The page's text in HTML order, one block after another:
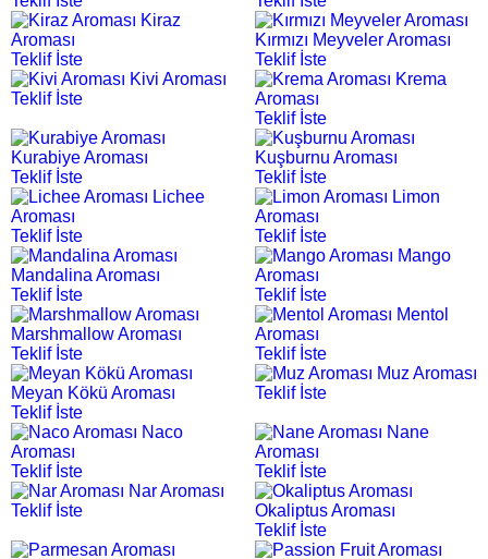
Kiraz
Aroması
Teklif İste
Kırmızı Meyveler Aroması
Teklif İste
Kivi Aroması
Teklif İste
Krema
Aroması
Teklif İste
Kurabiye Aroması
Teklif İste
Kuşburnu Aroması
Teklif İste
Lichee
Aroması
Teklif İste
Limon
Aroması
Teklif İste
Mandalina Aroması
Teklif İste
Mango
Aroması
Teklif İste
Marshmallow Aroması
Teklif İste
Mentol
Aroması
Teklif İste
Meyan Kökü Aroması
Teklif İste
Muz Aroması
Teklif İste
Naco
Aroması
Teklif İste
Nane
Aroması
Teklif İste
Nar Aroması
Teklif İste
Okaliptus Aroması
Teklif İste